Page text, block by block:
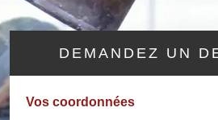
DEMANDEZ UN
Vos coordonnées